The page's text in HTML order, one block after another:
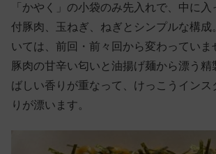
「かやく」の小袋のみ先入れで、中に
付豚肉、玉ねぎ、ねぎとシンプルな構成
いては、前回・前々回から変わっていま
豚肉の甘辛い匂いと油揚げ麺から漂う精
ばしい香りが重なって、けっこうインス
りが漂います。